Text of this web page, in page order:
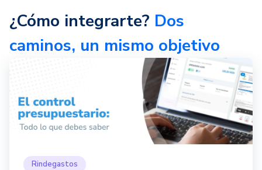
¿Cómo integrarte? Dos
caminos, un mismo objetivo
Rindegastos